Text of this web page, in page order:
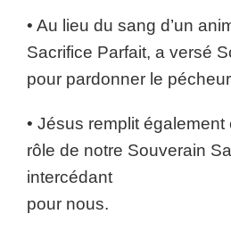
• Au lieu du sang d’un
Sacrifice Parfait, a versé
pour pardonner le
• Jésus remplit
rôle de notre Souverain
intercédant
pour nous.